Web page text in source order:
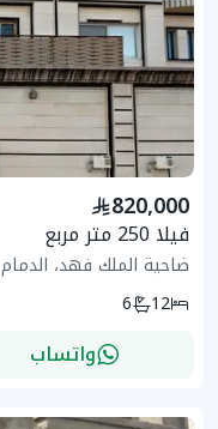
820,000
فيلا 250 متر مربع
ضاحية الملك فهد، الدمام
12
6
واتساب